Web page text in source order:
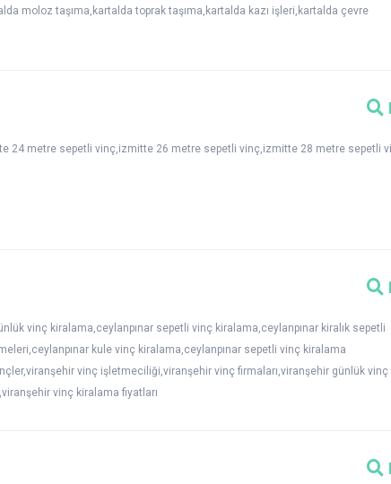
moloz taşıma,kartalda toprak taşıma,kartalda kazı işleri,kartalda çevre
24 metre sepetli vinç,izmitte 26 metre sepetli vinç,izmitte 28 metre sepetli
vinç kiralama,ceylanpınar sepetli vinç kiralama,ceylanpınar kiralık sepetli
kule vinç kiralama,ceylanpınar sepetli vinç kiralama
vinç işletmeciliği,viranşehir vinç firmaları,viranşehir günlük vinç
vinç kiralama fiyatları